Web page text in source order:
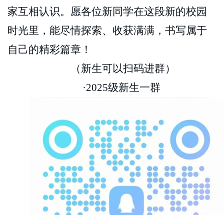
家互相认识。愿各位新同学在这段新的校园
时光里，能尽情探索、收获满满，书写属于
自己的精彩篇章！
（新生可以扫码进群）
·2025级新生一群